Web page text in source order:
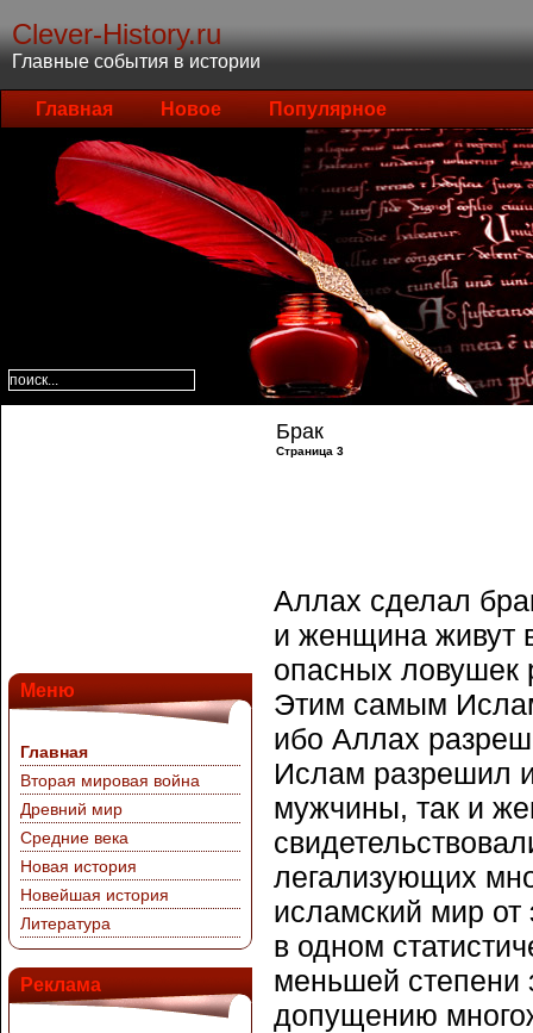
Clever-History.ru
Главные события в истории
Главная Новое Популярное
Меню
Главная
Вторая мировая война
Древний мир
Средние века
Новая история
Новейшая история
Литература
Реклама
Брак
Страница 3
Аллах сделал
и женщина живут
опасных ловушек
Этим самым
ибо Аллах
Ислам разрешил
мужчины, так и
легализующих
исламский мир
в одном
меньшей степени
допущению